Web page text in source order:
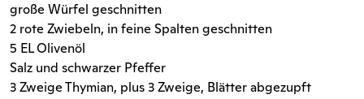
große Würfel geschnitten
2 rote Zwiebeln, in feine Spalten geschnitten
5 EL Olivenöl
Salz und schwarzer Pfeffer
3 Zweige Thymian, plus 3 Zweige, Blätter abgezupft